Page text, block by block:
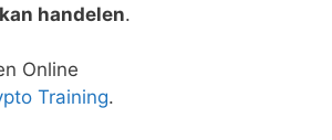
handelen.
Online
Training.